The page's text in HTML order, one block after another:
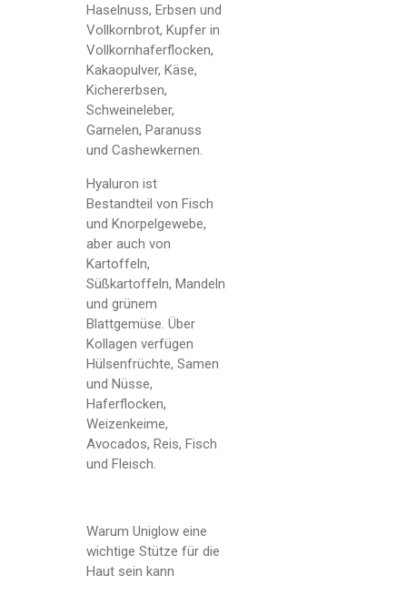
Haselnuss, Erbsen und
Vollkornbrot, Kupfer in
Vollkornhaferflocken,
Kakaopulver, Käse,
Kichererbsen,
Schweineleber,
Garnelen, Paranuss
und Cashewkernen.
Hyaluron ist
Bestandteil von Fisch
und Knorpelgewebe,
aber auch von
Kartoffeln,
Süßkartoffeln, Mandeln
und grünem
Blattgemüse. Über
Kollagen verfügen
Hülsenfrüchte, Samen
und Nüsse,
Haferflocken,
Weizenkeime,
Avocados, Reis, Fisch
und Fleisch.
Warum Uniglow eine
wichtige Stütze für die
Haut sein kann